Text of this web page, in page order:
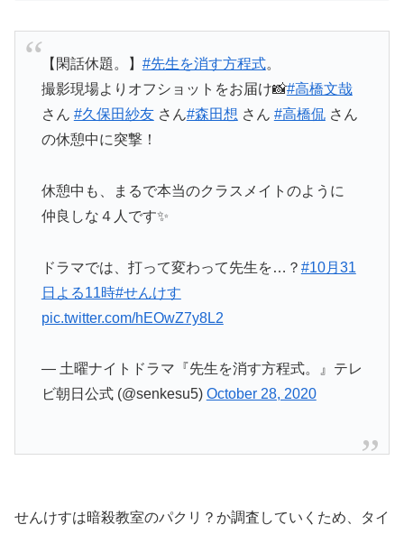
【閑話休題。】 #先生を消す方程式。
撮影現場よりオフショットをお届け📸#高橋文哉
さん #久保田紗友さん#森田想 さん #高橋侃さん
の休憩中に突撃！
休憩中も、まるで本当のクラスメイトのように
仲良しな４人です✨
ドラマでは、打って変わって先生を…？ #10月31
日よる11時#せんけす
pic.twitter.com/hEOwZ7y8L2
— 土曜ナイトドラマ『先生を消す方程式。』テレ
ビ朝日公式 (@senkesu5) October 28, 2020
せんけすは暗殺教室のパクリ？か調査していくため、タイ